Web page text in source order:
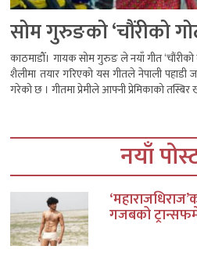
सोम गुरुङको ‘चौंरीको
काठमाडौँ। गायक सोम गुरुङ ले नयाँ गीत
शैलीमा तयार गरिएको यस गीतले नेपाली पहाडी
गरेको छ । गीतमा प्रेमीले आफ्नी प्रेमिकाको
नयाँ
गजबको